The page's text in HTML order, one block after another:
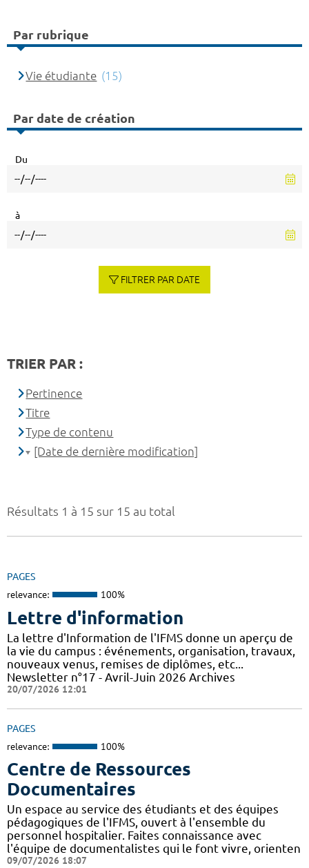
Résultats 1 à 15 sur 15 au total
PAGES
relevance: 100%
Lettre d'information
La lettre d'Information de l'IFMS donne un aperçu de
la vie du campus : événements, organisation, travaux,
nouveaux venus, remises de diplômes, etc...
Newsletter n°17 - Avril-Juin 2026 Archives
20/07/2026 12:01
PAGES
relevance: 100%
Centre de Ressources
Documentaires
Un espace au service des étudiants et des équipes
pédagogiques de l'IFMS, ouvert à l'ensemble du
personnel hospitalier. Faites connaissance avec
l'équipe de documentalistes qui le font vivre, orienten
09/07/2026 18:07
Par rubrique
Vie étudiante (15)
Par date de création
Du
à
FILTRER PAR DATE
TRIER PAR :
Pertinence
Titre
Type de contenu
[Date de dernière modification]